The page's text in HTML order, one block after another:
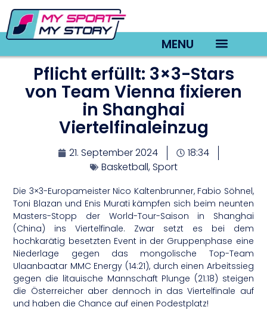
MENU
Pflicht erfüllt: 3×3-Stars
von Team Vienna fixieren
in Shanghai
Viertelfinaleinzug
21. September 2024
18:34
Basketball,Sport
Die 3×3-Europameister Nico Kaltenbrunner, Fabio Söhnel,
Toni Blazan und Enis Murati kämpfen sich beim neunten
Masters-Stopp der World-Tour-Saison in Shanghai
(China) ins Viertelfinale. Zwar setzt es bei dem
hochkarätig besetzten Event in der Gruppenphase eine
Niederlage gegen das mongolische Top-Team
Ulaanbaatar MMC Energy (14:21), durch einen Arbeitssieg
gegen die litauische Mannschaft Plunge (21:18) steigen
die Österreicher aber dennoch in das Viertelfinale auf
und haben die Chance auf einen Podestplatz!